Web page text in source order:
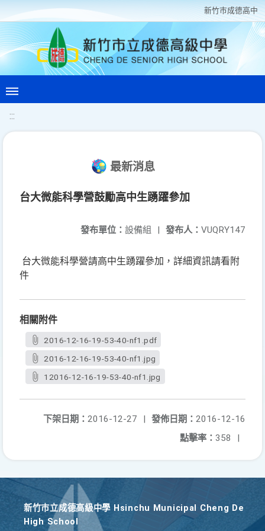
新竹巿成德高中
:::
最新消息
台大微能科學營鼓勵高中生踴躍參加
發布人： VUQRY147
發布單位： 設備組 |
台大微能科學營請高中生踴躍參加，詳細資訊請看附
件
相關附件
2016-12-16-19-53-40-nf1.pdf
2016-12-16-19-53-40-nf1.jpg
12016-12-16-19-53-40-nf1.jpg
發佈日期： 2016-12-16
下架日期： 2016-12-27
|
點擊率： 358 |
新竹巿立成德高級中學 Hsinchu Municipal Cheng De
High School